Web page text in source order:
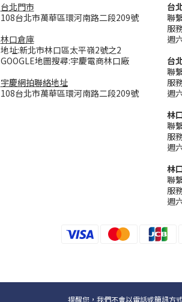
台北門市
108台北市萬華區環河南路二段209號
林口倉庫
地址:新北市林口區太平嶺2號之2
GOOGLE地圖搜尋:宇慶電商林口廠
宇慶網拍聯絡地址
108台北市萬華區環河南路二段209號
台
聯
服
週
台
聯
服
週
林
聯
服
週
林
聯
服
週
提醒您，我們不會以電話或簡訊方